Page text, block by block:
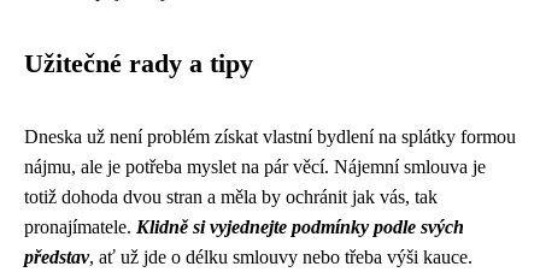
Užitečné rady a tipy
Dneska už není problém získat vlastní bydlení na splátky formou
nájmu, ale je potřeba myslet na pár věcí. Nájemní smlouva je
totiž dohoda dvou stran a měla by ochránit jak vás, tak
pronajímatele. Klidně si vyjednejte podmínky podle svých
představ, ať už jde o délku smlouvy nebo třeba výši kauce.